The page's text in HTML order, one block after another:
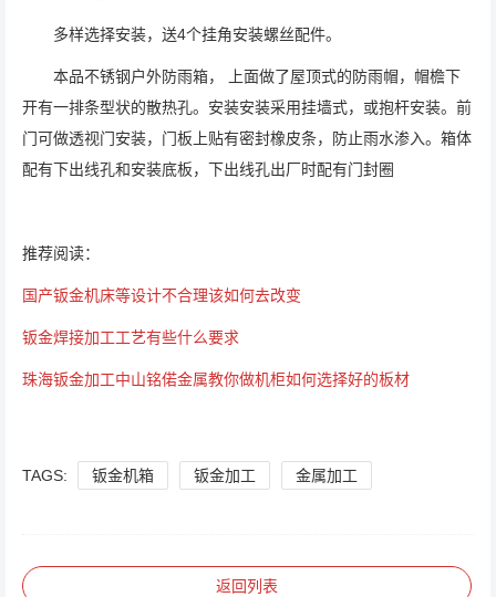
多样选择安装，送4个挂角安装螺丝配件。
本品不锈钢户外防雨箱， 上面做了屋顶式的防雨帽，帽檐下
开有一排条型状的散热孔。安装安装采用挂墙式，或抱杆安装。前
门可做透视门安装，门板上贴有密封橡皮条，防止雨水渗入。箱体
配有下出线孔和安装底板，下出线孔出厂时配有门封圈
推荐阅读：
国产钣金机床等设计不合理该如何去改变
钣金焊接加工工艺有些什么要求
珠海钣金加工中山铭偌金属教你做机柜如何选择好的板材
TAGS: 钣金机箱 钣金加工 金属加工
返回列表